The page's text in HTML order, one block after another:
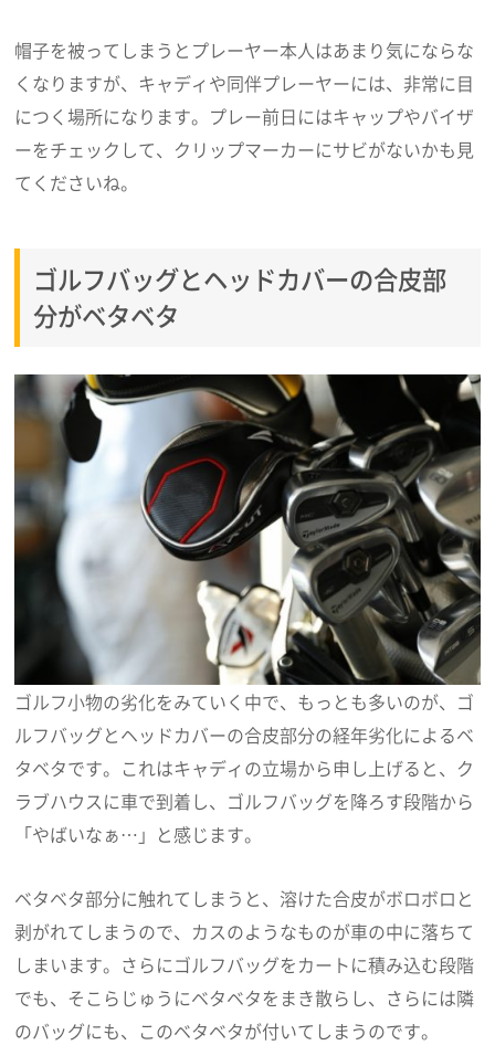
帽子を被ってしまうとプレーヤー本人はあまり気にならな
くなりますが、キャディや同伴プレーヤーには、非常に目
につく場所になります。プレー前日にはキャップやバイザ
ーをチェックして、クリップマーカーにサビがないかも見
てくださいね。
ゴルフバッグとヘッドカバーの合皮部
分がベタベタ
ゴルフ小物の劣化をみていく中で、もっとも多いのが、ゴ
ルフバッグとヘッドカバーの合皮部分の経年劣化によるベ
タベタです。これはキャディの立場から申し上げると、ク
ラブハウスに車で到着し、ゴルフバッグを降ろす段階から
「やばいなぁ…」と感じます。
ベタベタ部分に触れてしまうと、溶けた合皮がボロボロと
剥がれてしまうので、カスのようなものが車の中に落ちて
しまいます。さらにゴルフバッグをカートに積み込む段階
でも、そこらじゅうにベタベタをまき散らし、さらには隣
のバッグにも、このベタベタが付いてしまうのです。